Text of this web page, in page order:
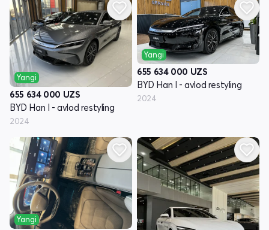
Yangi
655 634 000 UZS
BYD Han I - avlod restyling
2024
Yangi
655 634 000 UZS
BYD Han I - avlod restyling
2024
Yangi